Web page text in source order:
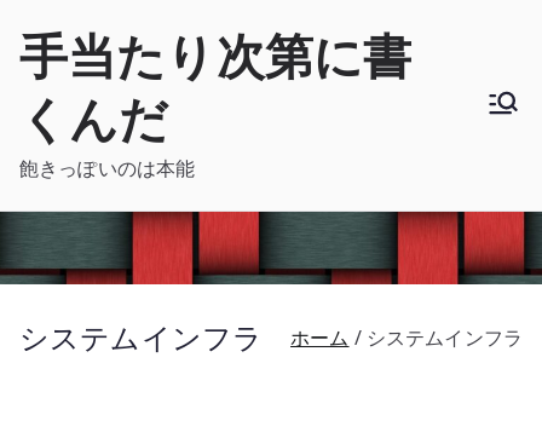
手当たり次第に書
くんだ
飽きっぽいのは本能
システムインフラ ホーム システムインフラ